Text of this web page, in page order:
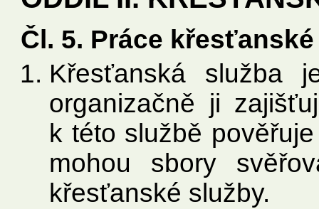
Čl. 5. Práce
Křesťanská služba
organizačně ji
k této službě
mohou sbory
křesťanské služby.